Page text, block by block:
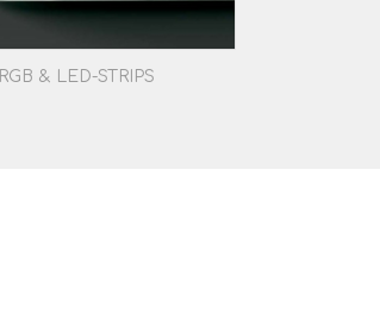
RGB & LED-STRIPS